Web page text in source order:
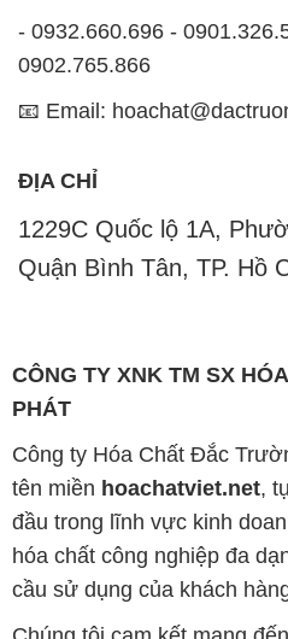
- 0932.660.696 -
0902.765.866
📧 Email:
ĐỊA CHỈ
1229C Quốc lộ 1A,
Quận Bình Tân, TP. Hồ
CÔNG TY XNK TM SX
PHÁT
Công ty Hóa Chất Đắc
tên miền hoachatviet.net,
đầu trong lĩnh vực kinh
hóa chất công nghiệp đa
cầu sử dụng của khách